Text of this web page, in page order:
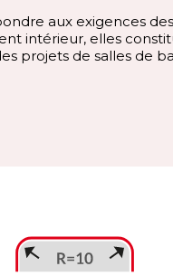
aux exigences des
intérieur, elles
projets de salles de